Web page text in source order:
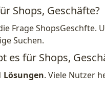
Shops, Geschäfte?
Frage ShopsGeschfte.
Suchen.
es für Shops,
Lösungen. Viele Nutzer